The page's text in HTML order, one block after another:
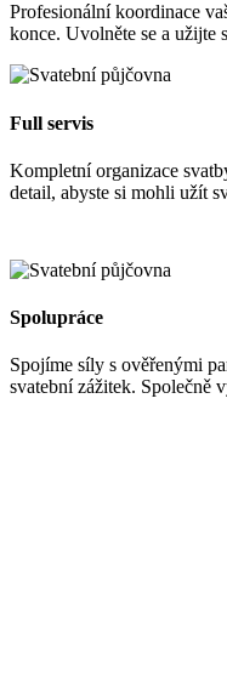
Profesionální koordinace
konce. Uvolněte se a užijte
Full servis
Kompletní organizace
detail, abyste si mohli užít
Spolupráce
Spojíme síly s ověřenými
svatební zážitek. Společně